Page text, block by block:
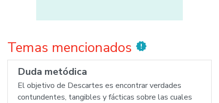
Temas mencionados new_releases
Duda metódica
El objetivo de Descartes es encontrar verdades
contundentes, tangibles y fácticas sobre las cuales